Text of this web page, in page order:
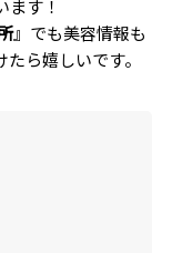
す！
』でも美容情報も
ら嬉しいです。